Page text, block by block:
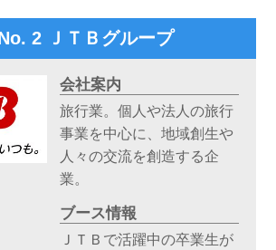
2 ＪＴＢグループ
会社案内
旅行業。個人や法人の旅行
事業を中心に、地域創生や
人々の交流を創造する企
業。
ブース情報
ＪＴＢで活躍中の卒業生が